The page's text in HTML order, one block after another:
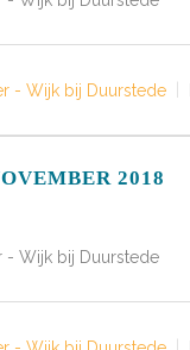
- Wijk bij Duurstede
2018
- Wijk bij Duurstede